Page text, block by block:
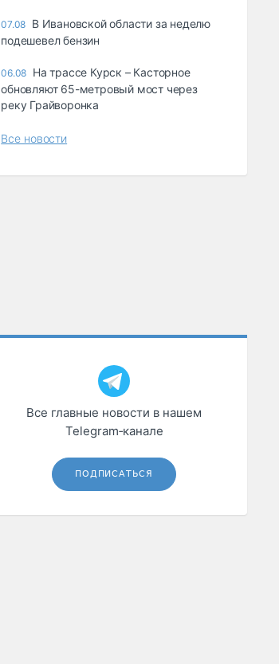
07.08 В Ивановской области за неделю
подешевел бензин
06.08 На трассе Курск – Касторное
обновляют 65-метровый мост через
реку Грайворонка
Все новости
Все главные новости в нашем
Telegram‑канале
ПОДПИСАТЬСЯ